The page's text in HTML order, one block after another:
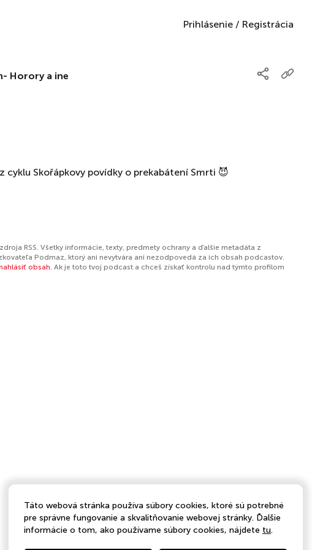
Prihlásenie / Registrácia
Horory a ine
cyklu Skořápkovy povídky o prekabátení Smrti 😈
RSS. Všetky informácie, texty, predmety ochrany a ďalšie metadáta z
Podmaz, ktorý ani nevytvára ani nezodpovedá za ich obsah podcastov.
obsah. Ak je toto tvoj podcast a chceš získať kontrolu nad týmto profilom
Táto webová stránka používa súbory cookies, ktoré sú potrebné
pre správne fungovanie a skvalitňovanie webovej stránky. Ďalšie
informácie o tom, ako používame súbory cookies, nájdete tu.